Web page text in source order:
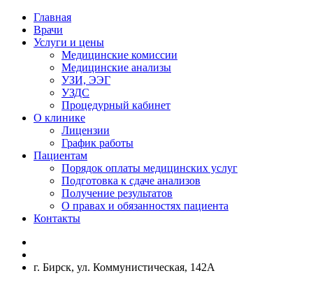
Главная
Врачи
Услуги и цены
Медицинские комиссии
Медицинские анализы
УЗИ, ЭЭГ
УЗДС
Процедурный кабинет
О клинике
Лицензии
График работы
Пациентам
Порядок оплаты медицинских услуг
Подготовка к сдаче анализов
Получение результатов
О правах и обязанностях пациента
Контакты
г. Бирск, ул. Коммунистическая, 142А